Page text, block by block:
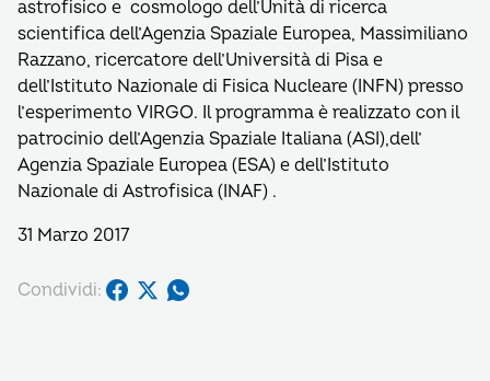
astrofisico e cosmologo dell’Unità di ricerca
scientifica dell’Agenzia Spaziale Europea, Massimiliano
Razzano, ricercatore dell’Università di Pisa e
dell’Istituto Nazionale di Fisica Nucleare (INFN) presso
l’esperimento VIRGO. Il programma è realizzato con il
patrocinio dell’Agenzia Spaziale Italiana (ASI),dell’
Agenzia Spaziale Europea (ESA) e dell’Istituto
Nazionale di Astrofisica (INAF) .
31 Marzo 2017
Condividi: